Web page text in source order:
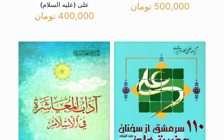
500,000 تومان
علی (علیه السلام)
400,000 تومان